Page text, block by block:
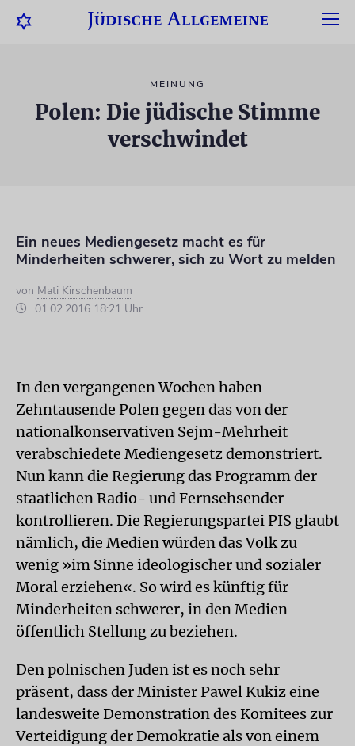
MEINUNG
Polen: Die jüdische Stimme
verschwindet
Ein neues Mediengesetz macht es für
Minderheiten schwerer, sich zu Wort zu melden
von Mati Kirschenbaum
01.02.2016 18:21 Uhr
In den vergangenen Wochen haben
Zehntausende Polen gegen das von der
nationalkonservativen Sejm-Mehrheit
verabschiedete Mediengesetz demonstriert.
Nun kann die Regierung das Programm der
staatlichen Radio- und Fernsehsender
kontrollieren. Die Regierungspartei PIS glaubt
nämlich, die Medien würden das Volk zu
wenig »im Sinne ideologischer und sozialer
Moral erziehen«. So wird es künftig für
Minderheiten schwerer, in den Medien
öffentlich Stellung zu beziehen.
Den polnischen Juden ist es noch sehr
präsent, dass der Minister Pawel Kukiz eine
landesweite Demonstration des Komitees zur
Verteidigung der Demokratie als von einem